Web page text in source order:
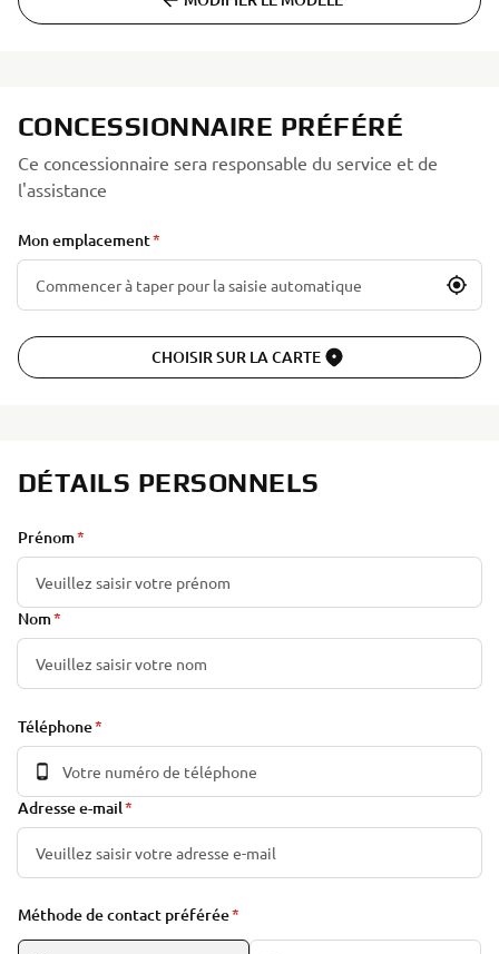
CONCESSIONNAIRE PRÉFÉRÉ
Ce concessionnaire sera responsable du service et de
l'assistance
Mon emplacement
CHOISIR SUR LA CARTE
DÉTAILS PERSONNELS
Prénom
Nom
Téléphone
Adresse e-mail
Méthode de contact préférée